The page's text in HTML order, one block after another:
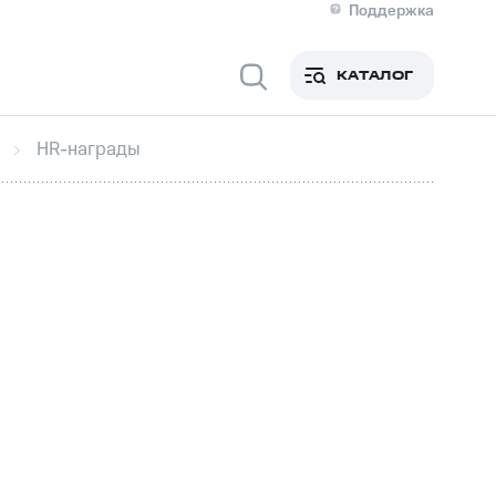
Поддержка
Медиа-центр
Новости в регионе
Инвесторам и акционерам
акционерам
и аудитРынок акций
КАТАЛОГ
HR-награды